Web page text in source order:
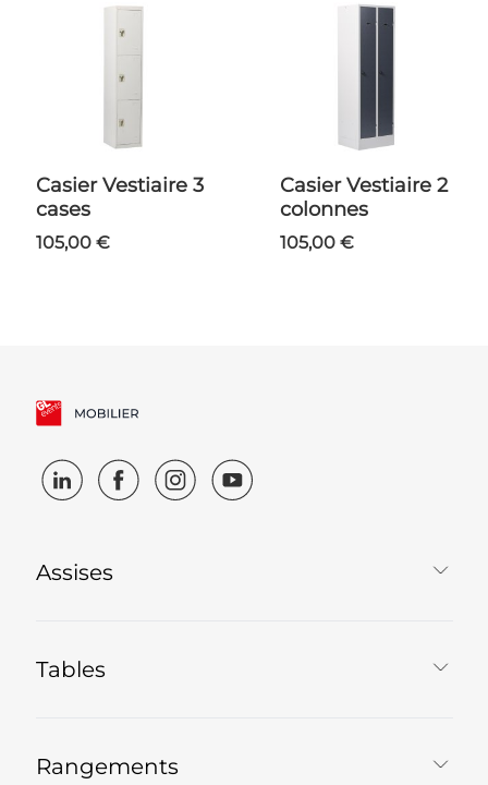
Casier Vestiaire 3
cases
105,00 €
Casier Vestiaire 2
colonnes
105,00 €
Assises
Tables
Rangements